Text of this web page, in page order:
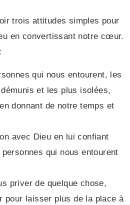
trois attitudes simples pour
en convertissant notre cœur.
qui nous entourent, les
et les plus isolées,
donnant de notre temps et
avec Dieu en lui confiant
qui nous entourent
priver de quelque chose,
pour laisser plus de la place à